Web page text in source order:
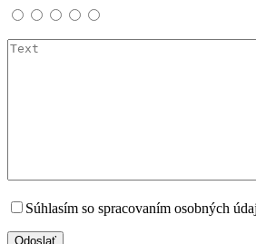
Súhlasím so spracovaním osobných